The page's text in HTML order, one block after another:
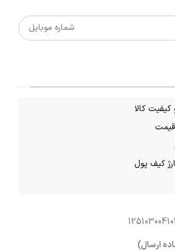
کالا
ارسال)